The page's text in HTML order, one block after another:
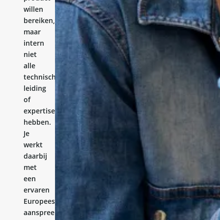
willen
bereiken,
maar
intern
niet
alle
technische
leiding
of
expertise
hebben.
Je
werkt
daarbij
met
een
ervaren
Europees
aanspreekpunt.